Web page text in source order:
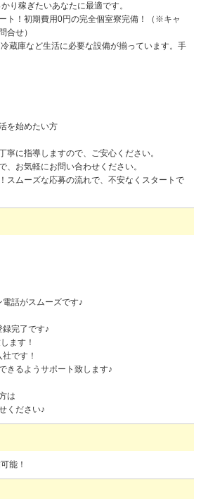
り稼ぎたいあなたに最適です。
ト！初期費用0円の完全個室寮完備！（※キャ
合せ）
蔵庫など生活に必要な設備が揃っています。手
を始めたい方
寧に指導しますので、ご安心ください。
、お気軽にお問い合わせください。
スムーズな応募の流れで、不安なくスタートで
話がスムーズです♪
完了です♪
ます！
です！
きるようサポート致します♪
は
ください♪
能！